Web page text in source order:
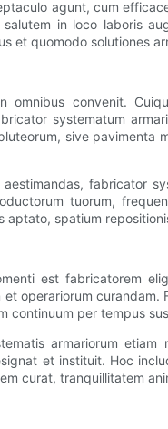
agunt, cum
in loco laboris
et quomodo solutiones
omnibus convenit.
systematum
sive
fabricator
tuorum,
spatium
est fabricatorem
operariorum
continuum per tempus
armariorum
et instituit. Hoc
curat, tranquillitatem